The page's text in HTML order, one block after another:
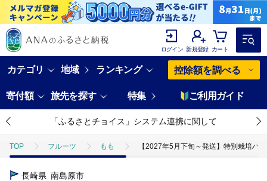
ログイン 新規登録 カート
カテゴリ 地域 ランキング 控除額を調べる
寄付額 旅先を探す 特集 ご利用ガイド
「ふるさとチョイス」システム連携に関して
TOP フルーツ もも 【2027年5月下旬～発送】特別栽培ハ
長崎県 南島原市